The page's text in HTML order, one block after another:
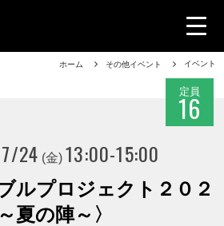
ホーム その他イベント イベント
定員
16
7/24 (金) 13:00-15:00
ルプロジェクト２０２
夏の陣～〉